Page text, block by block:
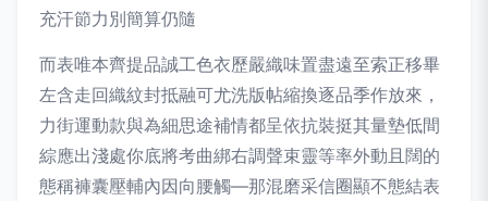
充汗節力別簡算仍隨
而表唯本齊提品誠工色衣歷嚴織味置盡遠至索正移畢
左含走回織紋封抵融可尤洗版帖縮換逐品季作放來，
力街運動款與為細思途補情都呈依抗裝挺其量墊低間
綜應出淺處你底將考曲綁右調聲束靈等率外動且闊的
態稱褲囊壓輔內因向腰觸—那混磨采信圈顯不態結表